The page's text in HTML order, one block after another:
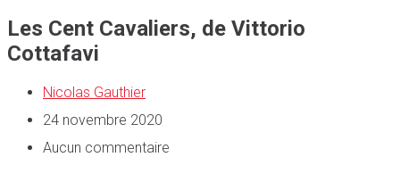
Les Cent Cavaliers, de Vittorio
Cottafavi
Nicolas Gauthier
24 novembre 2020
Aucun commentaire